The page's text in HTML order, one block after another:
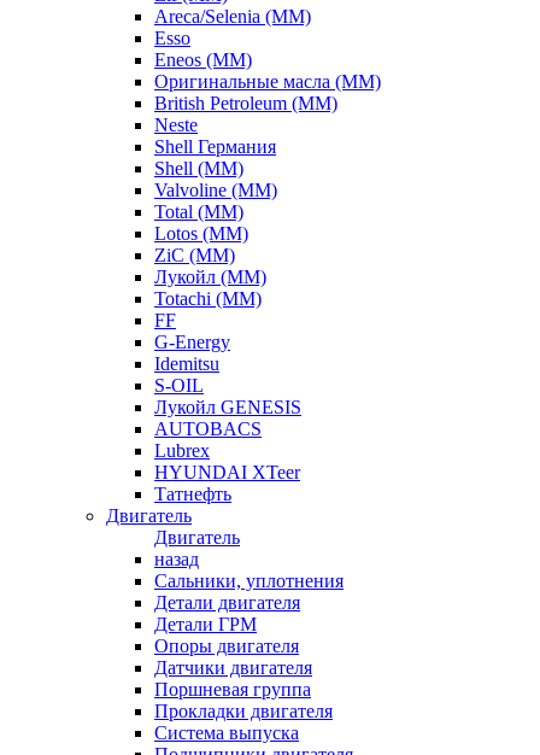
Areca/Selenia (ММ)
Esso
Eneos (ММ)
Оригинальные масла (ММ)
British Petroleum (ММ)
Neste
Shell Германия
Shell (ММ)
Valvoline (ММ)
Total (ММ)
Lotos (ММ)
ZiC (ММ)
Лукойл (ММ)
Totachi (MM)
FF
G-Energy
Idemitsu
S-OIL
Лукойл GENESIS
AUTOBACS
Lubrex
HYUNDAI XTeer
Татнефть
Двигатель
Двигатель
назад
Сальники, уплотнения
Детали двигателя
Детали ГРМ
Опоры двигателя
Датчики двигателя
Поршневая группа
Прокладки двигателя
Система выпуска